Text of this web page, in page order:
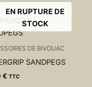
EN RUPTURE DE
STOCK
DE BIVOUAC
SANDPEGS
€ TTC